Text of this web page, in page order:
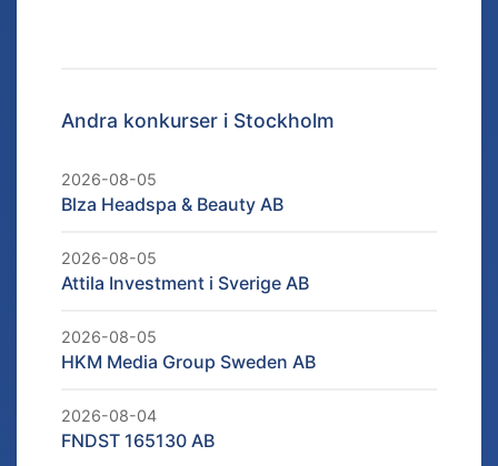
Andra konkurser i Stockholm
2026-08-05
Blza Headspa & Beauty AB
2026-08-05
Attila Investment i Sverige AB
2026-08-05
HKM Media Group Sweden AB
2026-08-04
FNDST 165130 AB